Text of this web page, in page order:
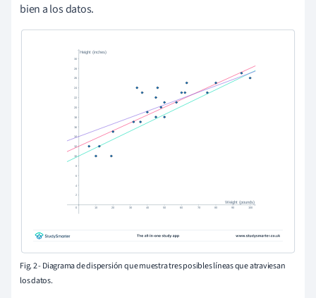
bien a los datos.
Fig. 2 - Diagrama de dispersión que muestra tres posibles líneas que atraviesan
los datos.